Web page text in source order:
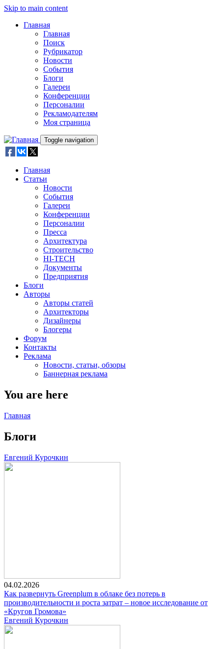
Skip to main content
Главная
Главная
Поиск
Рубрикатор
Новости
События
Блоги
Галереи
Конференции
Персоналии
Рекламодателям
Моя страница
Toggle navigation
Главная
Статьи
Новости
События
Галереи
Конференции
Персоналии
Пресса
Архитектура
Строительство
HI-TECH
Документы
Предприятия
Блоги
Авторы
Авторы статей
Архитекторы
Дизайнеры
Блогеры
Форум
Контакты
Реклама
Новости, статьи, обзоры
Баннерная реклама
You are here
Главная
Блоги
Евгений Курочкин
04.02.2026
Как развернуть Greenplum в облаке без потерь в
производительности и роста затрат – новое исследование от
«Кругов Громова»
Евгений Курочкин